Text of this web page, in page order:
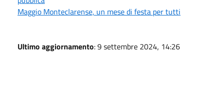
Maggio Monteclarense, un mese di festa per tutti
Ultimo aggiornamento: 9 settembre 2024, 14:26